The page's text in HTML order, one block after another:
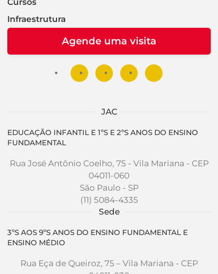
Infraestrutura
Agende uma visita
JAC
EDUCAÇÃO INFANTIL E 1ºS E 2ºS ANOS DO ENSINO
FUNDAMENTAL
Rua José Antônio Coelho, 75 - Vila Mariana - CEP
04011-060
São Paulo - SP
(11) 5084-4335
Sede
3ºS AOS 9ºS ANOS DO ENSINO FUNDAMENTAL E
ENSINO MÉDIO
Rua Eça de Queiroz, 75 – Vila Mariana - CEP